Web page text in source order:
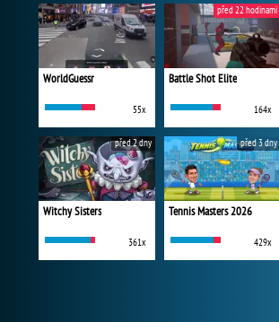
WorldGuessr
55x
Battle Shot Elite
164x
před 22 hodinami
Witchy Sisters
361x
před 2 dny
Tennis Masters 2026
429x
před 3 dny